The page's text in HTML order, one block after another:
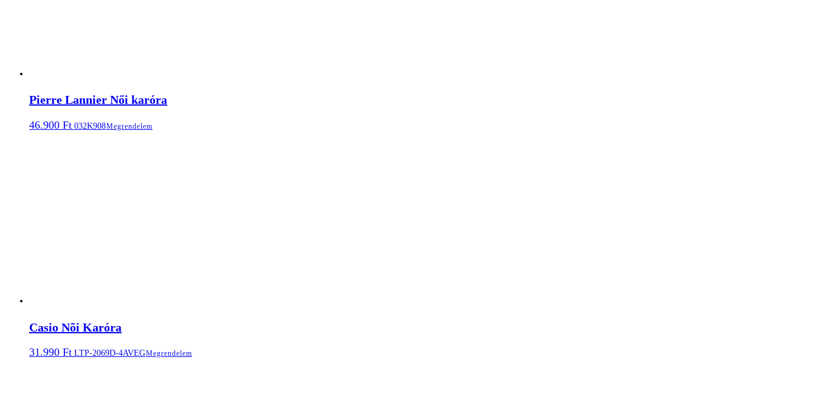
Pierre Lannier Női karóra
46.900 Ft 032K908Megrendelem
Casio Nõi Karóra
31.990 Ft LTP-2069D-4AVEGMegrendelem